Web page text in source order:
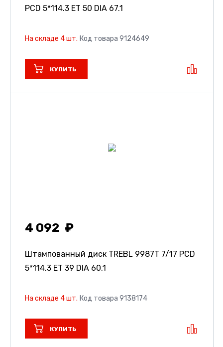
PCD 5*114.3 ET 50 DIA 67.1
На складе 4 шт. Код товара 9124649
КУПИТЬ
4 092
Штампованный диск TREBL 9987T 7/17 PCD
5*114.3 ET 39 DIA 60.1
На складе 4 шт. Код товара 9138174
КУПИТЬ